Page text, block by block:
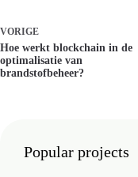
VORIGE
Hoe werkt blockchain in de
optimalisatie van
brandstofbeheer?
Popular projects